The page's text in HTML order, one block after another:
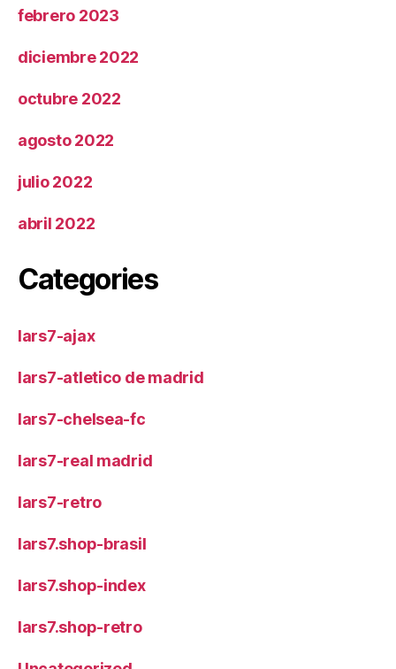
febrero 2023
diciembre 2022
octubre 2022
agosto 2022
julio 2022
abril 2022
Categories
lars7-ajax
lars7-atletico de madrid
lars7-chelsea-fc
lars7-real madrid
lars7-retro
lars7.shop-brasil
lars7.shop-index
lars7.shop-retro